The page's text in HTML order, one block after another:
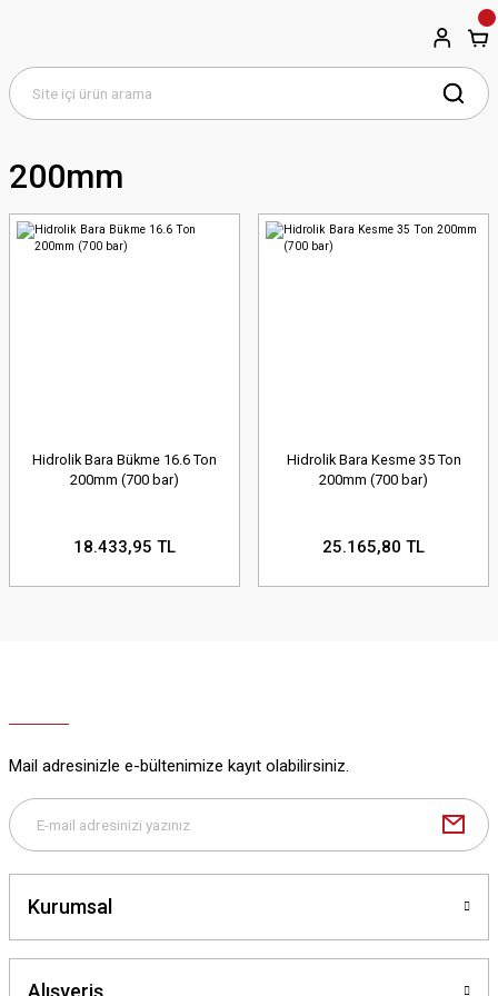
200mm
Hidrolik Bara Bükme 16.6 Ton
200mm (700 bar)
18.433,95 TL
Hidrolik Bara Kesme 35 Ton
200mm (700 bar)
25.165,80 TL
Mail adresinizle e-bültenimize kayıt olabilirsiniz.
Kurumsal